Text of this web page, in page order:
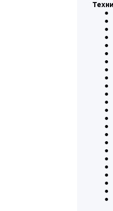
●
●
●
●
●
●
●
●
●
●
●
●
●
●
●
●
●
●
●
●
●
●
●
●